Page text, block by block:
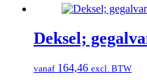
Deksel;
vanaf164,46 excl. BTW